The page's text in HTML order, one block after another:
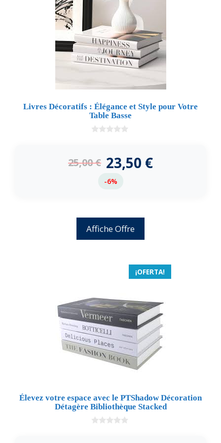
Livres Décoratifs : Élégance et Style pour Votre
Table Basse
5
25,00€ 23,50 €
-6%
Affiche Offre
¡OFERTA!
Élevez votre espace avec le PTShadow Décoration
Détagère Bibliothèque Stacked